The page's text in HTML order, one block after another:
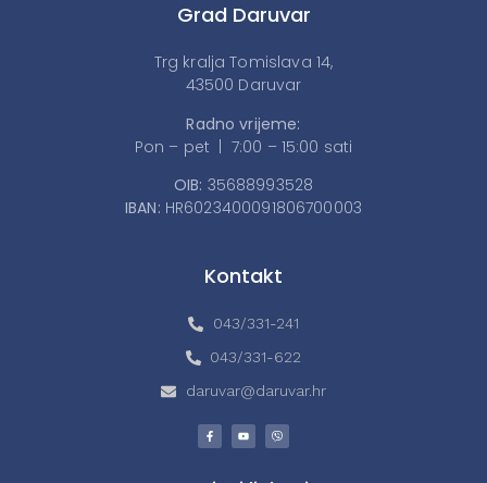
Grad Daruvar
Trg kralja Tomislava 14,
43500 Daruvar
Radno vrijeme:
Pon – pet | 7:00 – 15:00 sati
OIB: 35688993528
IBAN: HR6023400091806700003
Kontakt
043/331-241
043/331-622
daruvar@daruvar.hr